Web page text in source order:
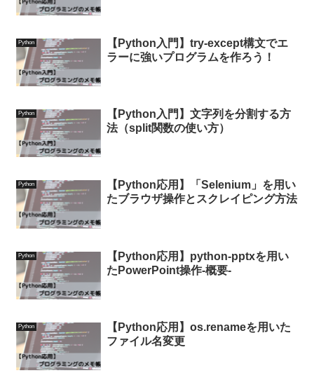
Python
【Python入門】try-except構文でエ
ラーに強いプログラムを作ろう！
Python
【Python入門】文字列を分割する方
法（split関数の使い方）
Python
【Python応用】「Selenium」を用い
たブラウザ操作とスクレイピング方法
Python
【Python応用】python-pptxを用い
たPowerPoint操作-概要-
Python
【Python応用】os.renameを用いた
ファイル名変更